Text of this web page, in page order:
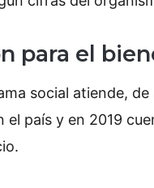
para el
social atiende,
el país y en 2019